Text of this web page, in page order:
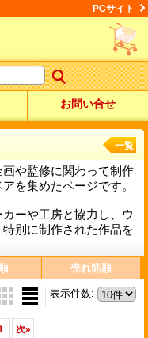
PCサイト
お問い合せ
や監修に関わって制作
を集めたページです。
ーや工房と協力し、ウ
別に制作された作品を
一覧
売れ筋順
表示件数:
次»